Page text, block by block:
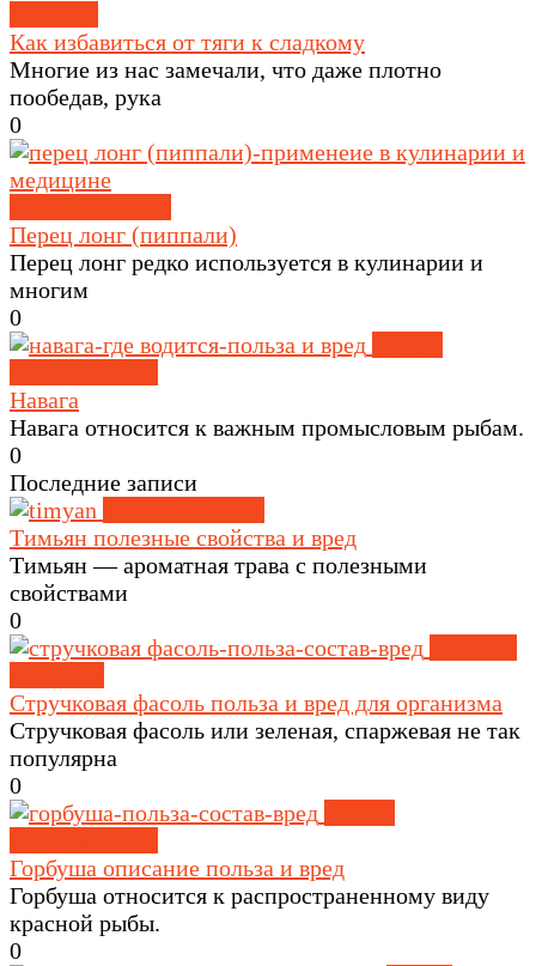
Как избавиться от тяги к сладкому
Многие из нас замечали, что даже плотно
пообедав, рука
0
Перец лонг (пиппали)
Перец лонг редко используется в кулинарии и
многим
0
Навага
Навага относится к важным промысловым рыбам.
0
Последние записи
Тимьян полезные свойства и вред
Тимьян — ароматная трава с полезными
свойствами
0
Стручковая фасоль польза и вред для организма
Стручковая фасоль или зеленая, спаржевая не так
популярна
0
Горбуша описание польза и вред
Горбуша относится к распространенному виду
красной рыбы.
0